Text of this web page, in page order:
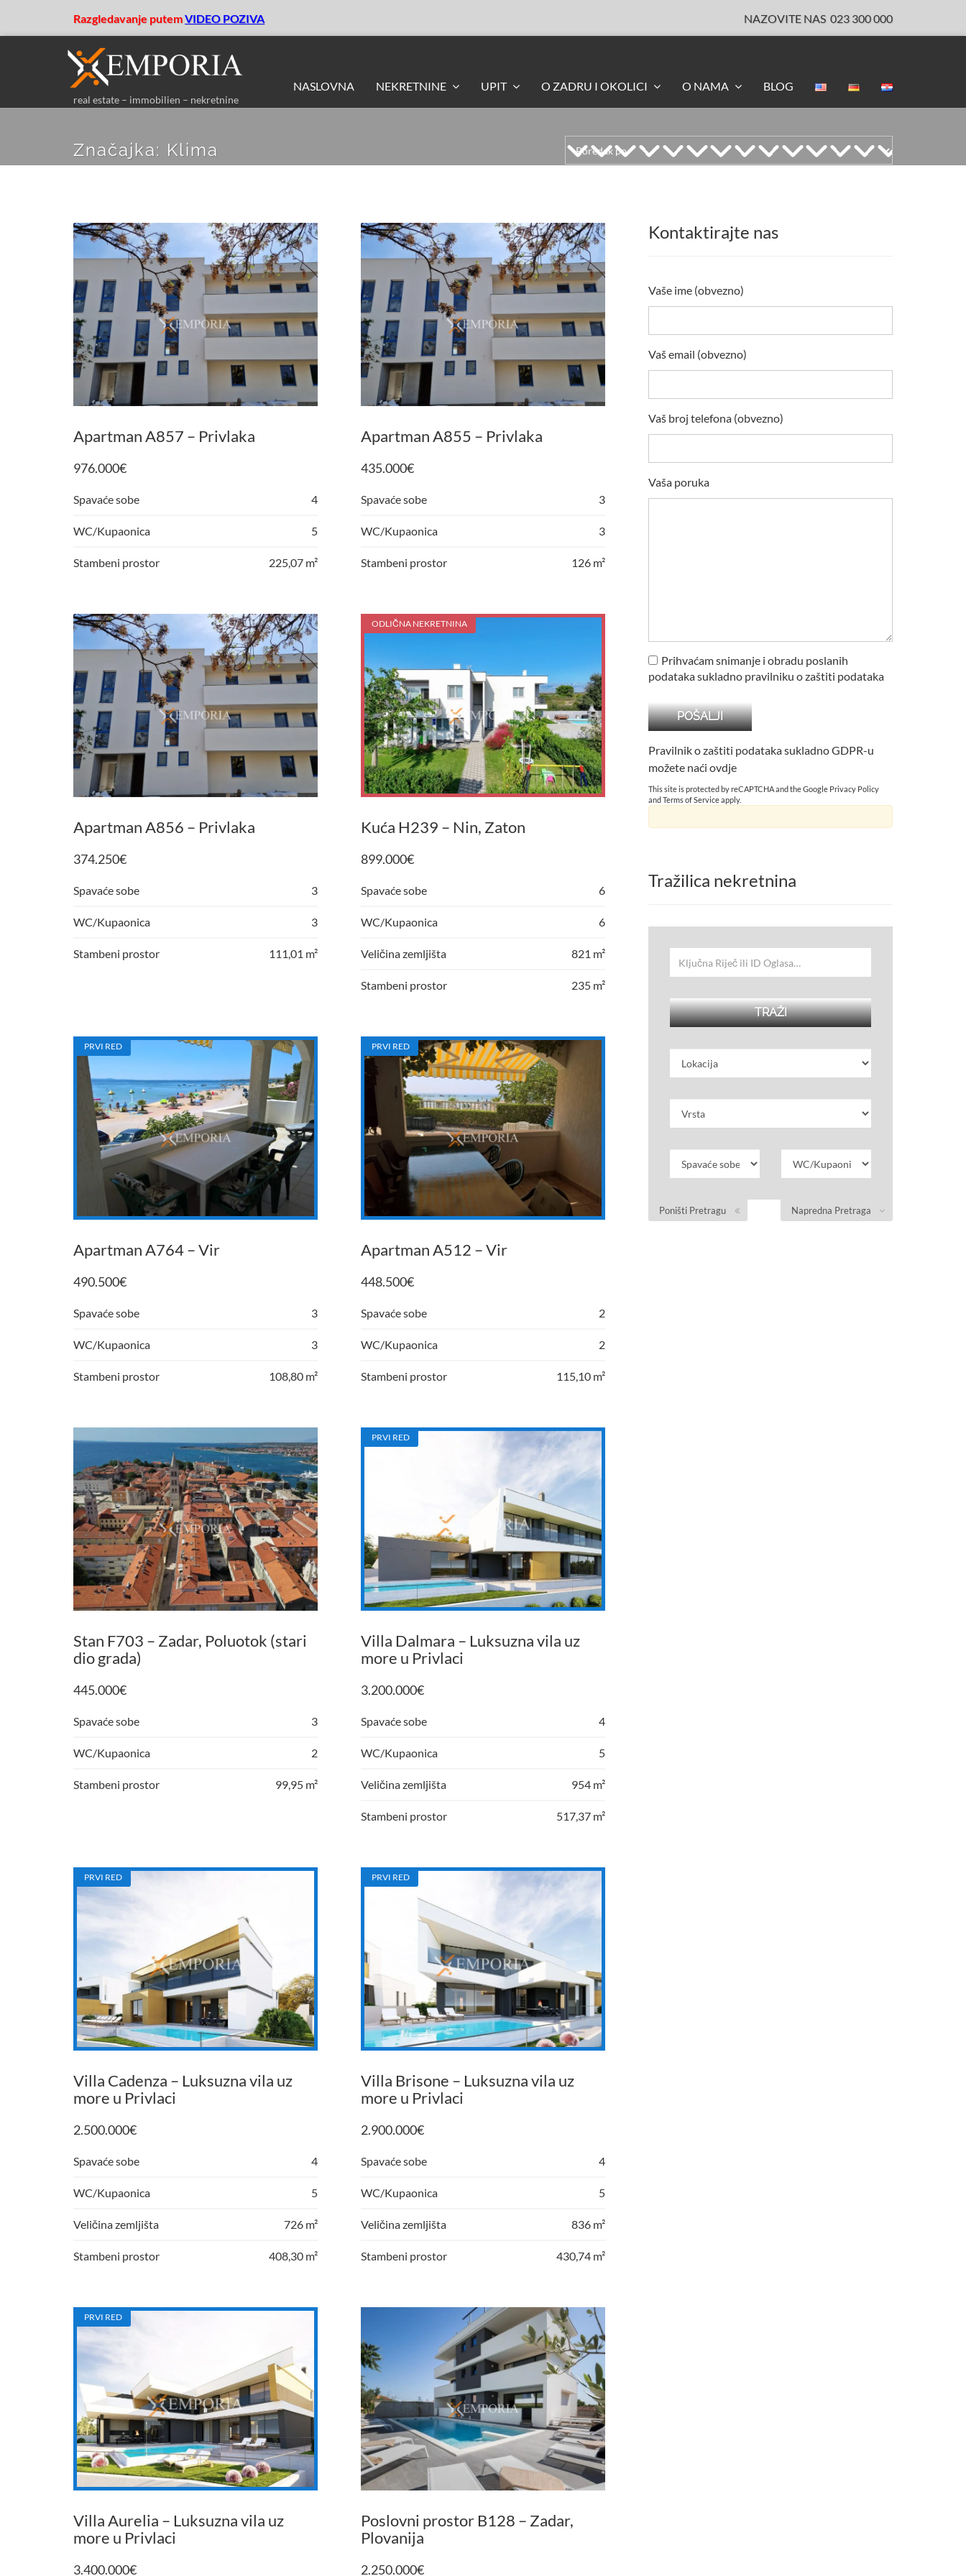
Razgledavanje putemVIDEO POZIVA NAZOVITE NAS 023 300 000
real estate – immobilien – nekretnine
NASLOVNA NEKRETNINE UPIT O ZADRU I OKOLICI O NAMA BLOG
Značajka: Klima
Apartman A857 – Privlaka
976.000€
Spavaće sobe 4
WC/Kupaonica 5
Stambeni prostor 225,07 m²
Apartman A855 – Privlaka
435.000€
Spavaće sobe 3
WC/Kupaonica 3
Stambeni prostor 126 m²
Apartman A856 – Privlaka
374.250€
Spavaće sobe 3
WC/Kupaonica 3
Stambeni prostor 111,01 m²
ODLIČNA NEKRETNINA
Kuća H239 – Nin, Zaton
899.000€
Spavaće sobe 6
WC/Kupaonica 6
Veličina zemljišta 821 m²
Stambeni prostor 235 m²
PRVI RED
Apartman A764 – Vir
490.500€
Spavaće sobe 3
WC/Kupaonica 3
Stambeni prostor 108,80 m²
PRVI RED
Apartman A512 – Vir
448.500€
Spavaće sobe 2
WC/Kupaonica 2
Stambeni prostor 115,10 m²
Stan F703 – Zadar, Poluotok (stari
dio grada)
445.000€
Spavaće sobe 3
WC/Kupaonica 2
Stambeni prostor 99,95 m²
PRVI RED
Villa Dalmara – Luksuzna vila uz
more u Privlaci
3.200.000€
Spavaće sobe 4
WC/Kupaonica 5
Veličina zemljišta 954 m²
Stambeni prostor 517,37 m²
PRVI RED
Villa Cadenza – Luksuzna vila uz
more u Privlaci
2.500.000€
Spavaće sobe 4
WC/Kupaonica 5
Veličina zemljišta 726 m²
Stambeni prostor 408,30 m²
PRVI RED
Villa Brisone – Luksuzna vila uz
more u Privlaci
2.900.000€
Spavaće sobe 4
WC/Kupaonica 5
Veličina zemljišta 836 m²
Stambeni prostor 430,74 m²
PRVI RED
Villa Aurelia – Luksuzna vila uz
more u Privlaci
3.400.000€
Poslovni prostor B128 – Zadar,
Plovanija
2.250.000€
Kontaktirajte nas
Vaše ime (obvezno)
Vaš email (obvezno)
Vaš broj telefona (obvezno)
Vaša poruka
Prihvaćam snimanje i obradu poslanih
podataka sukladno pravilniku o zaštiti podataka
Pravilnik o zaštiti podataka sukladno GDPR-u
možete naći ovdje
This site is protected by reCAPTCHA and the Google Privacy Policy
andTerms of Serviceapply.
Tražilica nekretnina
Napredna Pretraga
Poništi Pretragu